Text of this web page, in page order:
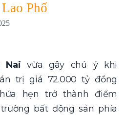
Phố
Nai vừa gây chú ý khi
trị giá 72.000 tỷ đồng
hẹn trở thành điểm
bất động sản phía